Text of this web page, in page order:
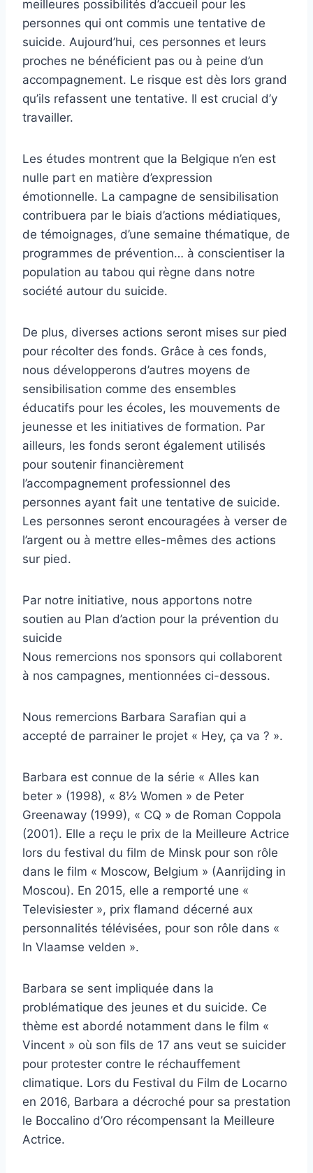
meilleures possibilités d’accueil pour les
personnes qui ont commis une tentative de
suicide. Aujourd’hui, ces personnes et leurs
proches ne bénéficient pas ou à peine d’un
accompagnement. Le risque est dès lors grand
qu’ils refassent une tentative. Il est crucial d’y
travailler.
Les études montrent que la Belgique n’en est
nulle part en matière d’expression
émotionnelle. La campagne de sensibilisation
contribuera par le biais d’actions médiatiques,
de témoignages, d’une semaine thématique, de
programmes de prévention… à conscientiser la
population au tabou qui règne dans notre
société autour du suicide.
De plus, diverses actions seront mises sur pied
pour récolter des fonds. Grâce à ces fonds,
nous développerons d’autres moyens de
sensibilisation comme des ensembles
éducatifs pour les écoles, les mouvements de
jeunesse et les initiatives de formation. Par
ailleurs, les fonds seront également utilisés
pour soutenir financièrement
l’accompagnement professionnel des
personnes ayant fait une tentative de suicide.
Les personnes seront encouragées à verser de
l’argent ou à mettre elles-mêmes des actions
sur pied.
Par notre initiative, nous apportons notre
soutien au Plan d’action pour la prévention du
suicide
Nous remercions nos sponsors qui collaborent
à nos campagnes, mentionnées ci-dessous.
Nous remercions Barbara Sarafian qui a
accepté de parrainer le projet « Hey, ça va ? ».
Barbara est connue de la série « Alles kan
beter » (1998), « 8½ Women » de Peter
Greenaway (1999), « CQ » de Roman Coppola
(2001). Elle a reçu le prix de la Meilleure Actrice
lors du festival du film de Minsk pour son rôle
dans le film « Moscow, Belgium » (Aanrijding in
Moscou). En 2015, elle a remporté une «
Televisiester », prix flamand décerné aux
personnalités télévisées, pour son rôle dans «
In Vlaamse velden ».
Barbara se sent impliquée dans la
problématique des jeunes et du suicide. Ce
thème est abordé notamment dans le film «
Vincent » où son fils de 17 ans veut se suicider
pour protester contre le réchauffement
climatique. Lors du Festival du Film de Locarno
en 2016, Barbara a décroché pour sa prestation
le Boccalino d’Oro récompensant la Meilleure
Actrice.